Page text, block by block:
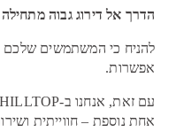
הדרך אל דירוג גבוה
להניח כי המשתמשים שלכם
אפשרות.
אחת נוספת – חווייתית